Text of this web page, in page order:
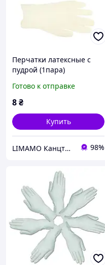
Перчатки латексные с
пудрой (1пара)
Готово к отправке
8₴
Купить
LIMAMO Канцтовари - вдохновенный простор для работи и обучения 98%